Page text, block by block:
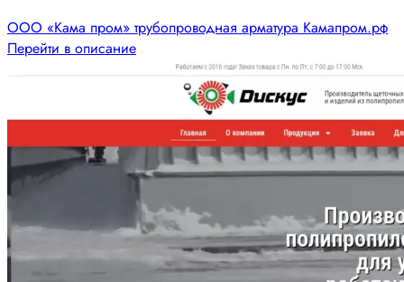
ООО «Кама пром» трубопроводная арматура Камапром.рф
Перейти в описание